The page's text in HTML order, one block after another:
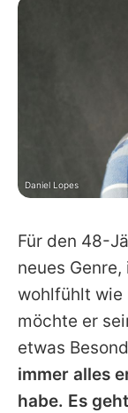
Für den 48-
neues
wohlfühlt wie
möchte er
etwas
immer alles
habe. Es
Daniel Lopes